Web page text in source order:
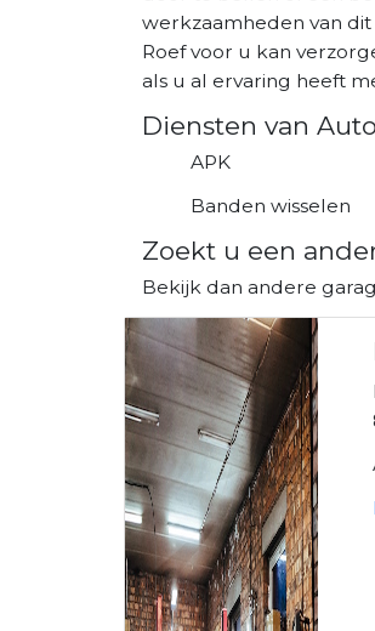
werkzaamheden van
Roef voor u kan
als u al ervaring heeft
Diensten van
APK
Banden wisselen
Zoekt u een
Bekijk dan andere